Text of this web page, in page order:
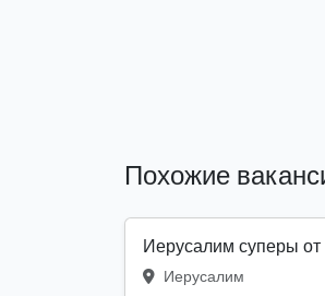
Похожие
Иерусалим суперы
Иерусалим